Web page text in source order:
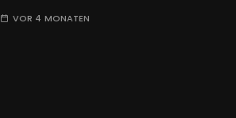
VOR 4 MONATEN